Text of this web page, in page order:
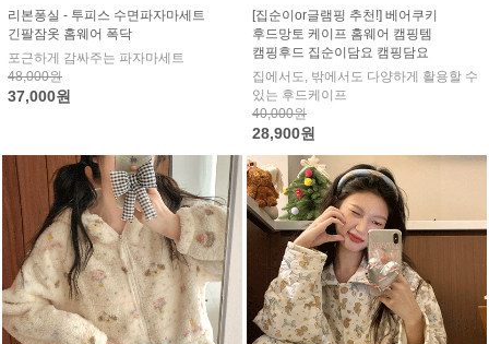
리본퐁실 - 투피스 수면파자마세트
긴팔잠옷 홈웨어 폭닥
포근하게 감싸주는 파자마세트
48,000원
37,000원
[집순이or글램핑 추천!] 베어쿠키
후드망토 케이프 홈웨어 캠핑템
캠핑후드 집순이담요 캠핑담요
집에서도, 밖에서도 다양하게 활용할 수
있는 후드케이프
40,000원
28,900원